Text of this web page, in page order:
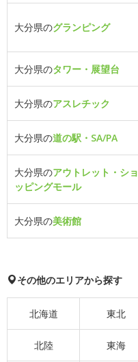
大分県のグランピング
大分県のタワー・展望台
大分県のアスレチック
大分県の道の駅・SA/PA
大分県のアウトレット・ショ
ッピングモール
大分県の美術館
その他のエリアから探す
北海道 東北
北陸 東海